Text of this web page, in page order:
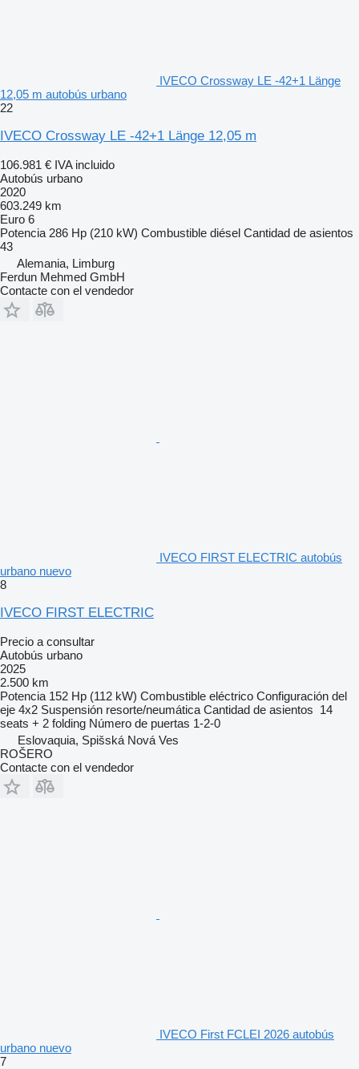
IVECO Crossway LE -42+1 Länge
12,05 m autobús urbano
22
IVECO Crossway LE -42+1 Länge 12,05 m
106.981 € IVA incluido
Autobús urbano
2020
603.249 km
Euro 6
Potencia 286 Hp (210 kW) Combustible diésel Cantidad de asientos
43
Alemania, Limburg
Ferdun Mehmed GmbH
Contacte con el vendedor
IVECO FIRST ELECTRIC autobús
urbano nuevo
8
IVECO FIRST ELECTRIC
Precio a consultar
Autobús urbano
2025
2.500 km
Potencia 152 Hp (112 kW) Combustible eléctrico Configuración del
eje 4x2 Suspensión resorte/neumática Cantidad de asientos 14
seats + 2 folding Número de puertas 1-2-0
Eslovaquia, Spišská Nová Ves
ROŠERO
Contacte con el vendedor
IVECO First FCLEI 2026 autobús
urbano nuevo
7